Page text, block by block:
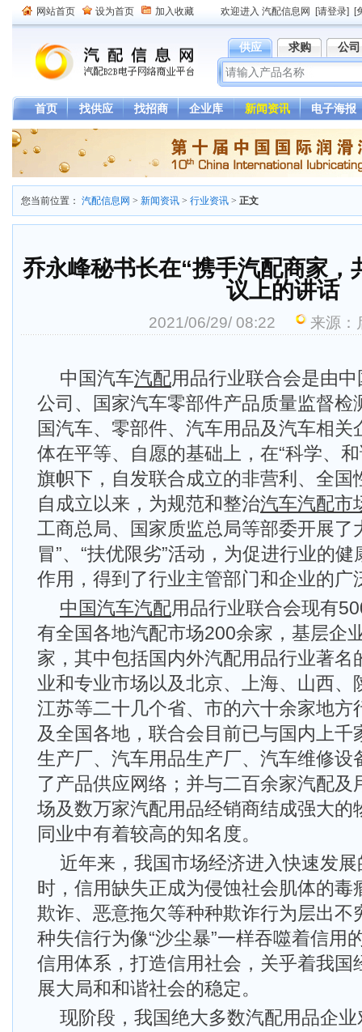
网站首页 设为首页 加入收藏 欢迎进入 汽配信息网 [请登录] [
供应 求购 公司
首页 找供应 找招商 企业库 新闻资讯 电子海报
您当前位置： 汽配信息网 > 新闻资讯 > 行业资讯 > 正文
乔永峰秘书长在“携手汽配商家，
议上的讲话
2021/06/29/ 08:22 来源：
中国汽车汽配用品行业联合会是由
公司、国家汽车零部件产品质量监督检
国汽车、零部件、汽车用品及汽车相关
体在平等、自愿的基础上，在“科学、
旗帜下，自发联合成立的非营利、全国
自成立以来，为规范和整治汽车汽配市
工商总局、国家质监总局等部委开展了
冒”、“扶优限劣”活动，为促进行业的
作用，得到了行业主管部门和企业的广
中国汽车汽配用品行业联合会现有
有全国各地汽配市场200余家，基层企
家，其中包括国内外汽配用品行业著名
业和专业市场以及北京、上海、山西、
江苏等二十几个省、市的六十余家地方
及全国各地，联合会目前已与国内上千
生产厂、汽车用品生产厂、汽车维修设
了产品供应网络；并与二百余家汽配及
场及数万家汽配用品经销商结成强大的
同业中有着较高的知名度。
近年来，我国市场经济进入快速发
时，信用缺失正成为侵蚀社会肌体的毒
欺诈、恶意拖欠等种种欺诈行为层出
种失信行为像“沙尘暴”一样吞噬着信用
信用体系，打造信用社会，关乎着我国
展大局和和谐社会的稳定。
现阶段，我国绝大多数汽配用品企